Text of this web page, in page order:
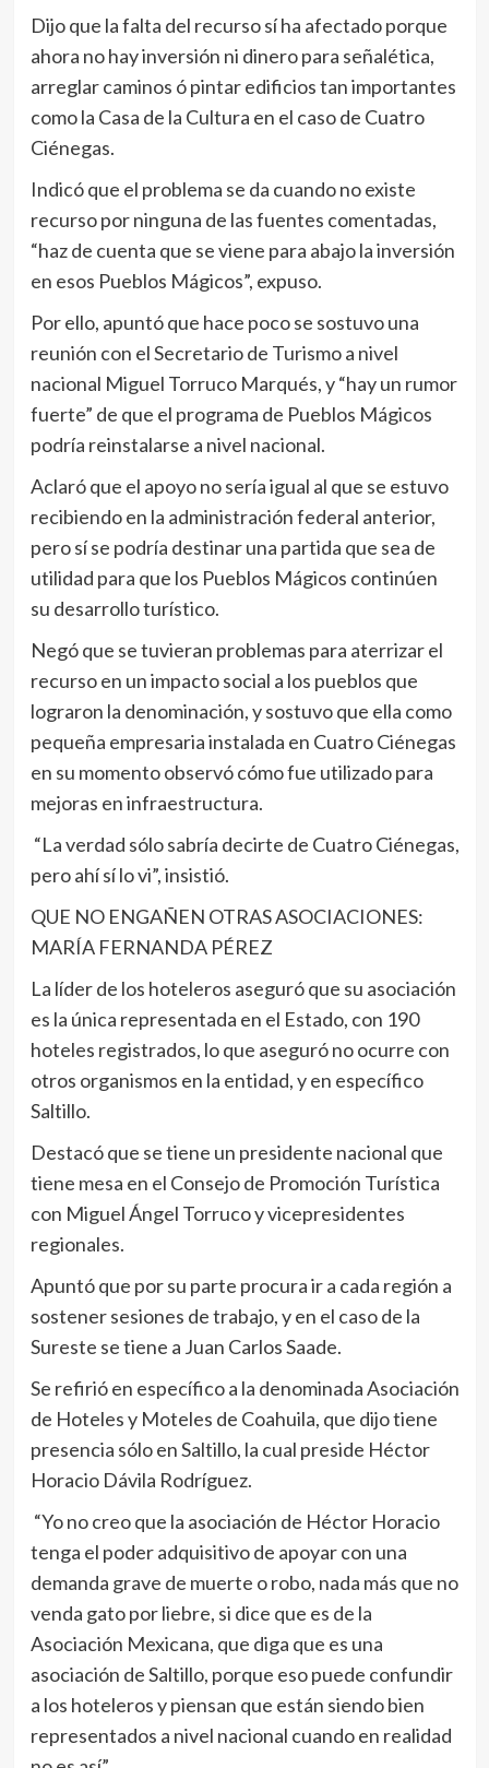
Dijo que la falta del recurso sí ha afectado porque
ahora no hay inversión ni dinero para señalética,
arreglar caminos ó pintar edificios tan importantes
como la Casa de la Cultura en el caso de Cuatro
Ciénegas.
Indicó que el problema se da cuando no existe
recurso por ninguna de las fuentes comentadas,
“haz de cuenta que se viene para abajo la inversión
en esos Pueblos Mágicos”, expuso.
Por ello, apuntó que hace poco se sostuvo una
reunión con el Secretario de Turismo a nivel
nacional Miguel Torruco Marqués, y “hay un rumor
fuerte” de que el programa de Pueblos Mágicos
podría reinstalarse a nivel nacional.
Aclaró que el apoyo no sería igual al que se estuvo
recibiendo en la administración federal anterior,
pero sí se podría destinar una partida que sea de
utilidad para que los Pueblos Mágicos continúen
su desarrollo turístico.
Negó que se tuvieran problemas para aterrizar el
recurso en un impacto social a los pueblos que
lograron la denominación, y sostuvo que ella como
pequeña empresaria instalada en Cuatro Ciénegas
en su momento observó cómo fue utilizado para
mejoras en infraestructura.
“La verdad sólo sabría decirte de Cuatro Ciénegas,
pero ahí sí lo vi”, insistió.
QUE NO ENGAÑEN OTRAS ASOCIACIONES:
MARÍA FERNANDA PÉREZ
La líder de los hoteleros aseguró que su asociación
es la única representada en el Estado, con 190
hoteles registrados, lo que aseguró no ocurre con
otros organismos en la entidad, y en específico
Saltillo.
Destacó que se tiene un presidente nacional que
tiene mesa en el Consejo de Promoción Turística
con Miguel Ángel Torruco y vicepresidentes
regionales.
Apuntó que por su parte procura ir a cada región a
sostener sesiones de trabajo, y en el caso de la
Sureste se tiene a Juan Carlos Saade.
Se refirió en específico a la denominada Asociación
de Hoteles y Moteles de Coahuila, que dijo tiene
presencia sólo en Saltillo, la cual preside Héctor
Horacio Dávila Rodríguez.
“Yo no creo que la asociación de Héctor Horacio
tenga el poder adquisitivo de apoyar con una
demanda grave de muerte o robo, nada más que no
venda gato por liebre, si dice que es de la
Asociación Mexicana, que diga que es una
asociación de Saltillo, porque eso puede confundir
a los hoteleros y piensan que están siendo bien
representados a nivel nacional cuando en realidad